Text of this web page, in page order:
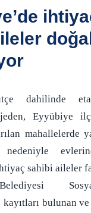
dahilinde
Eyyübiye
mahallelerde
nedeniyle
sahibi aileler
bulunan